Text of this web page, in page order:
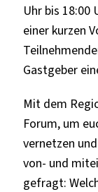
Uhr bis
einer kurzen
Gastgeber
Mit dem
Forum, um
vernetzen
von- und
gefragt: